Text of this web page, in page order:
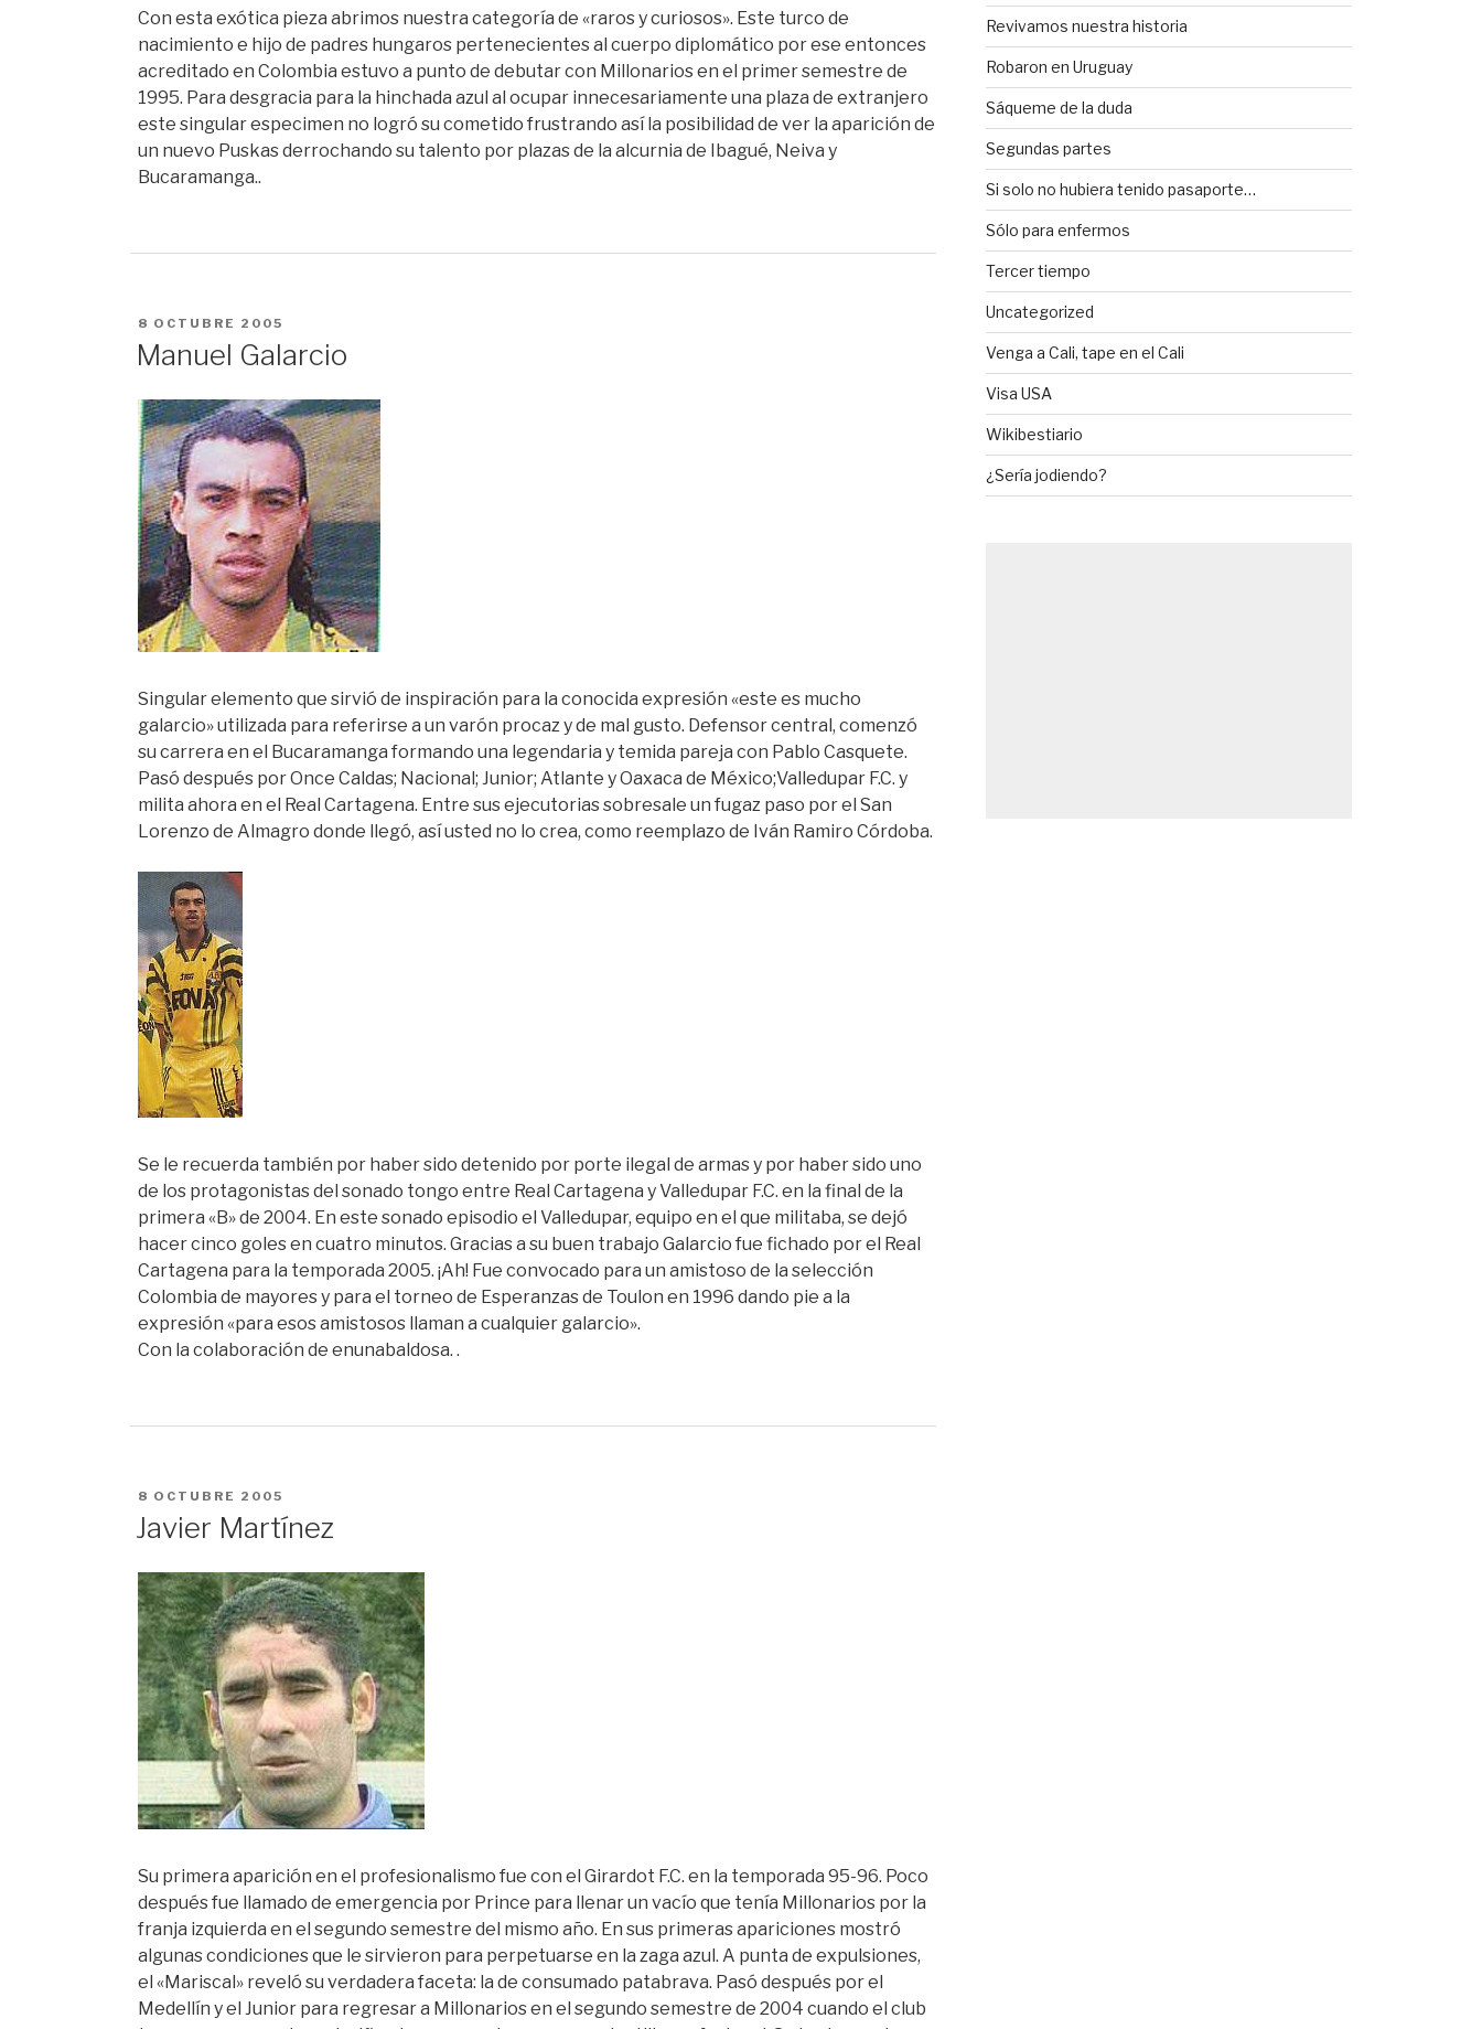
Con esta exótica pieza abrimos nuestra categoría de «raros y curiosos». Este turco de
nacimiento e hijo de padres hungaros pertenecientes al cuerpo diplomático por ese entonces
acreditado en Colombia estuvo a punto de debutar con Millonarios en el primer semestre de
1995. Para desgracia para la hinchada azul al ocupar innecesariamente una plaza de extranjero
este singular especimen no logró su cometido frustrando así la posibilidad de ver la aparición de
un nuevo Puskas derrochando su talento por plazas de la alcurnia de Ibagué, Neiva y
Bucaramanga..
PUBLICADO
8 OCTUBRE 2005
Manuel Galarcio
Singular elemento que sirvió de inspiración para la conocida expresión «este es mucho
galarcio» utilizada para referirse a un varón procaz y de mal gusto. Defensor central, comenzó
su carrera en el Bucaramanga formando una legendaria y temida pareja con Pablo Casquete.
Pasó después por Once Caldas; Nacional; Junior; Atlante y Oaxaca de México;Valledupar F.C. y
milita ahora en el Real Cartagena. Entre sus ejecutorias sobresale un fugaz paso por el San
Lorenzo de Almagro donde llegó, así usted no lo crea, como reemplazo de Iván Ramiro Córdoba.
Se le recuerda también por haber sido detenido por porte ilegal de armas y por haber sido uno
de los protagonistas del sonado tongo entre Real Cartagena y Valledupar F.C. en la final de la
primera «B» de 2004. En este sonado episodio el Valledupar, equipo en el que militaba, se dejó
hacer cinco goles en cuatro minutos. Gracias a su buen trabajo Galarcio fue fichado por el Real
Cartagena para la temporada 2005. ¡Ah! Fue convocado para un amistoso de la selección
Colombia de mayores y para el torneo de Esperanzas de Toulon en 1996 dando pie a la
expresión «para esos amistosos llaman a cualquier galarcio».
Con la colaboración de enunabaldosa. .
PUBLICADO
EN
8 OCTUBRE 2005
Javier Martínez
Su primera aparición en el profesionalismo fue con el Girardot F.C. en la temporada 95-96. Poco
después fue llamado de emergencia por Prince para llenar un vacío que tenía Millonarios por la
franja izquierda en el segundo semestre del mismo año. En sus primeras apariciones mostró
algunas condiciones que le sirvieron para perpetuarse en la zaga azul. A punta de expulsiones,
el «Mariscal» reveló su verdadera faceta: la de consumado patabrava. Pasó después por el
Medellín y el Junior para regresar a Millonarios en el segundo semestre de 2004 cuando el club
Revivamos nuestra historia
Robaron en Uruguay
Sáqueme de la duda
Segundas partes
Si solo no hubiera tenido pasaporte…
Sólo para enfermos
Tercer tiempo
Uncategorized
Venga a Cali, tape en el Cali
Visa USA
Wikibestiario
¿Sería jodiendo?